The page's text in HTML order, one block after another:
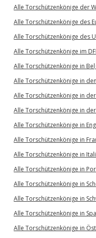
Alle Torschützenkönige der
Alle Torschützenkönige des
Alle Torschützenkönige des
Alle Torschützenkönige im
Alle Torschützenkönige in
Alle Torschützenkönige in
Alle Torschützenkönige in der
Alle Torschützenkönige in
Alle Torschützenkönige in
Alle Torschützenkönige in
Alle Torschützenkönige in
Alle Torschützenkönige in
Alle Torschützenkönige in
Alle Torschützenkönige in
Alle Torschützenkönige in
Alle Torschützenkönige in